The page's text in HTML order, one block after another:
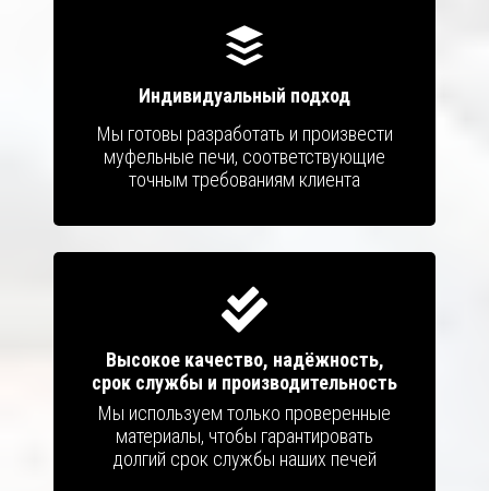
Индивидуальный подход
Мы готовы разработать и произвести
муфельные печи, соответствующие
точным требованиям клиента
Высокое качество, надёжность,
срок службы и производительность
Мы используем только проверенные
материалы, чтобы гарантировать
долгий срок службы наших печей